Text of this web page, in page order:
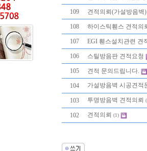
109 견적의뢰(가설방음벽)
108 하이스틱휀스 견적의
107 EGI 휀스설치관련 견
106 스틸방음판 견적요청
105 견적 문의드립니다.
104 가설방음벽 시공견적
103 투명방음벽 견적의뢰
102 견적의뢰 (1)